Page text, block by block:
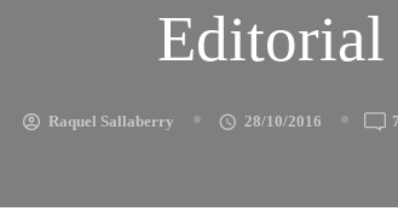
Editorial
Raquel Sallaberry 28/10/2016